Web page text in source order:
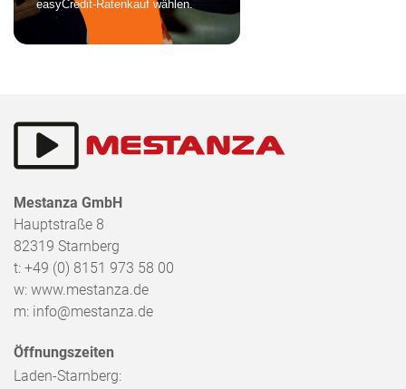
Mestanza GmbH
Hauptstraße 8
82319 Starnberg
t: +49 (0) 8151 973 58 00
w: www.mestanza.de
m: info@mestanza.de
Öffnungszeiten
Laden-Starnberg: